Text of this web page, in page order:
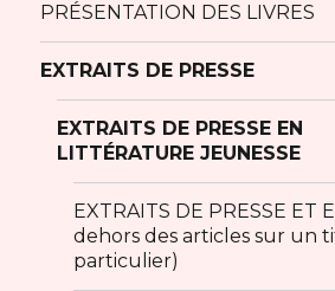
PRÉSENTATION DES LIVRES
EXTRAITS DE PRESSE
EXTRAITS DE PRESSE EN
LITTÉRATURE JEUNESSE
EXTRAITS DE PRESSE ET
dehors des articles sur un
particulier)